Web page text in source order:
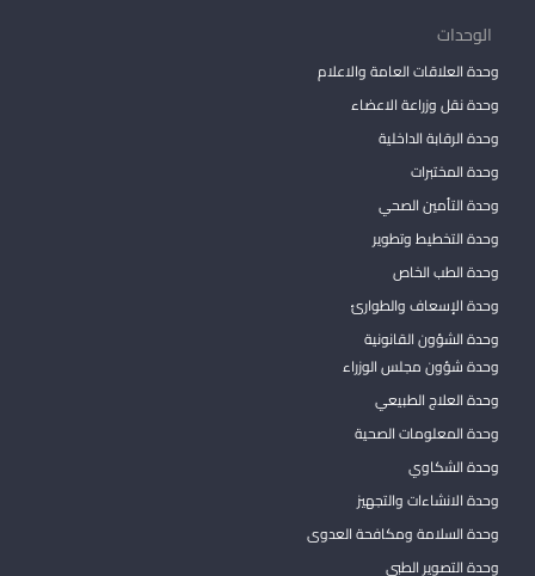
الوحدات
وحدة العلاقات العامة والاعلام
وحدة نقل وزراعة الاعضاء
وحدة الرقابة الداخلية
وحدة المختبرات
وحدة التأمين الصحي
وحدة التخطيط وتطوير
وحدة الطب الخاص
وحدة الإسعاف والطوارئ
وحدة الشؤون القانونية
وحدة شؤون مجلس الوزراء
وحدة العلاج الطبيعي
وحدة المعلومات الصحية
وحدة الشكاوي
وحدة الانشاءات والتجهيز
وحدة السلامة ومكافحة العدوى
وحدة التصوير الطبي